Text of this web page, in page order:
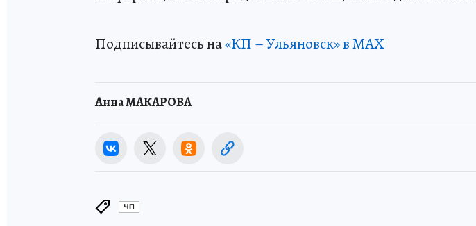
Подписывайтесь на«КП – Ульяновск» в MAX
Анна МАКАРОВА
ЧП